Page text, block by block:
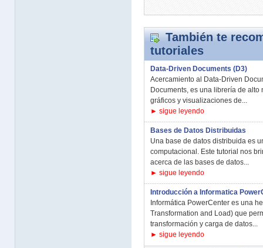
También te
tutoriales
Data-Driven Documents (D3)
Acercamiento al Data-Driven
Documents, es una librería de
gráficos y visualizaciones de...
► sigue leyendo
Bases de Datos Distribuidas
Una base de datos distribuida es
computacional. Este tutorial nos
acerca de las bases de datos...
► sigue leyendo
Introducción a Informatica
Informática PowerCenter es una
Transformation and Load) que
transformación y carga de datos...
► sigue leyendo